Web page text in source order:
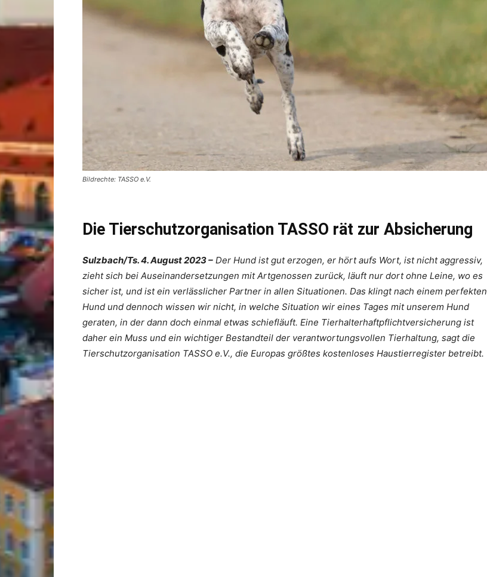
Bildrechte: TASSO e.V.
Die Tierschutzorganisation TASSO rät zur Absicherung
Sulzbach/Ts. 4. August 2023 – Der Hund ist gut erzogen, er hört aufs Wort, ist nicht aggressiv,
zieht sich bei Auseinandersetzungen mit Artgenossen zurück, läuft nur dort ohne Leine, wo es
sicher ist, und ist ein verlässlicher Partner in allen Situationen. Das klingt nach einem perfekten
Hund und dennoch wissen wir nicht, in welche Situation wir eines Tages mit unserem Hund
geraten, in der dann doch einmal etwas schiefläuft. Eine Tierhalterhaftpflichtversicherung ist
daher ein Muss und ein wichtiger Bestandteil der verantwortungsvollen Tierhaltung, sagt die
Tierschutzorganisation TASSO e.V., die Europas größtes kostenloses Haustierregister betreibt.